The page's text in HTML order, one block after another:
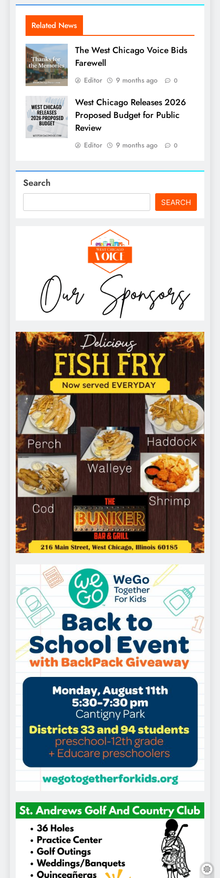
Related News
The West Chicago Voice Bids
Farewell
Editor 9 months ago 0
West Chicago Releases 2026
Proposed Budget for Public
Review
Editor 9 months ago 0
Search
SEARCH